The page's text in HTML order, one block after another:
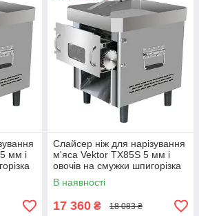
мм і
Слайсер ніж для нарізування
м'яса Vektor TX85S 5 мм і
овочів на смужки шпигорізка
В наявності
17 360 ₴ 18 083 ₴